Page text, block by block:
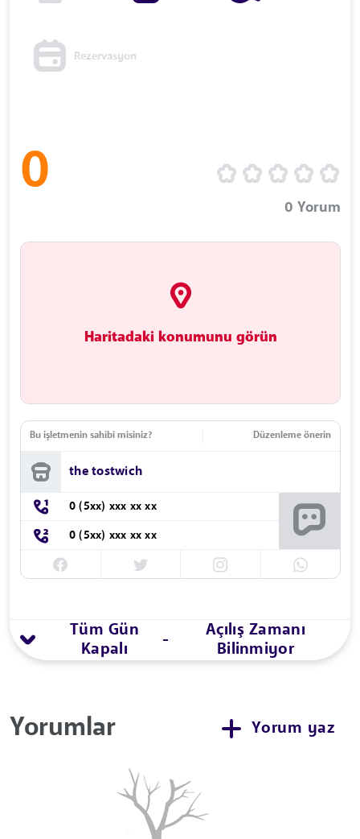
Rezervasyon
0
0 Yorum
Haritadaki konumunu görün
Bu işletmenin sahibi misiniz? Düzenleme önerin
the tostwich
0 (5xx) xxx xx xx
0 (5xx) xxx xx xx
Tüm Gün
Kapalı
-
Açılış Zamanı
Bilinmiyor
Yorumlar Yorum yaz